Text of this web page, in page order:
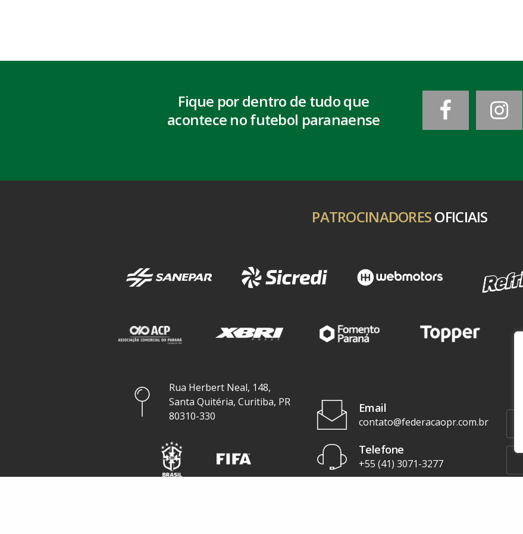
Fique por dentro de tudo que
acontece no futebol paranaense
PATROCINADORESOFICIAIS
Rua Herbert Neal, 148,
Santa Quitéria, Curitiba, PR
80310-330
Email
contato@federacaopr.com.br
Telefone
+55 (41) 3071-3277